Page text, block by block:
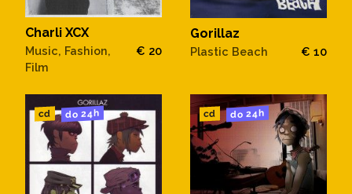
Charli XCX
Music, Fashion,
Film
€ 20
Gorillaz
Plastic Beach € 10
cd do 24h cd do 24h